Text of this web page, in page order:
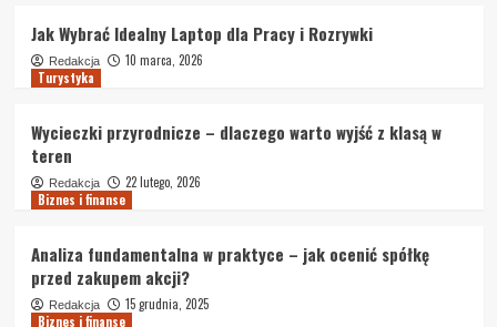
Jak Wybrać Idealny Laptop dla Pracy i Rozrywki
Redakcja
10 marca, 2026
Turystyka
Wycieczki przyrodnicze – dlaczego warto wyjść z klasą w
teren
Redakcja
22 lutego, 2026
Biznes i finanse
Analiza fundamentalna w praktyce – jak ocenić spółkę
przed zakupem akcji?
Redakcja
15 grudnia, 2025
Biznes i finanse